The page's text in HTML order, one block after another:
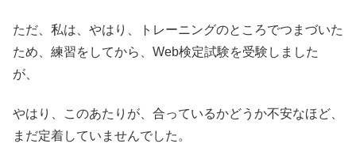
ただ、私は、やはり、トレーニングのところでつまづいた
ため、練習をしてから、Web検定試験を受験しました
が、
やはり、このあたりが、合っているかどうか不安なほど、
まだ定着していませんでした。